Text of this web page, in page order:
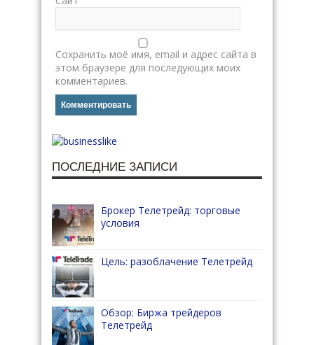
Сохранить моё имя, email и адрес сайта в
этом браузере для последующих моих
комментариев.
ПОСЛЕДНИЕ ЗАПИСИ
Брокер Телетрейд: торговые
условия
Цель: разоблачение Телетрейд
Обзор: Биржа трейдеров
Телетрейд